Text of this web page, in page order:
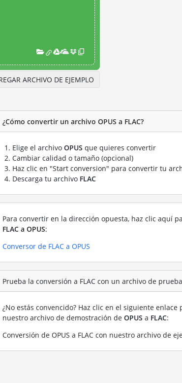
ARCHIVO DE EJEMPLO
¿Cómo convertir un archivo OPUS a FLAC?
Elige el archivo OPUS que quieres convertir
Cambiar calidad o tamaño (opcional)
Haz clic en "Start conversion" para convertir tu
Descarga tu archivo FLAC
Para convertir en la dirección opuesta, haz clic aquí
FLAC a OPUS:
Conversor de FLAC a OPUS
Prueba la conversión a FLAC con un archivo de prueba
¿No estás convencido? Haz clic en el siguiente enlace
nuestro archivo de demostración de OPUS a FLAC:
Conversión de OPUS a FLAC con nuestro archivo de